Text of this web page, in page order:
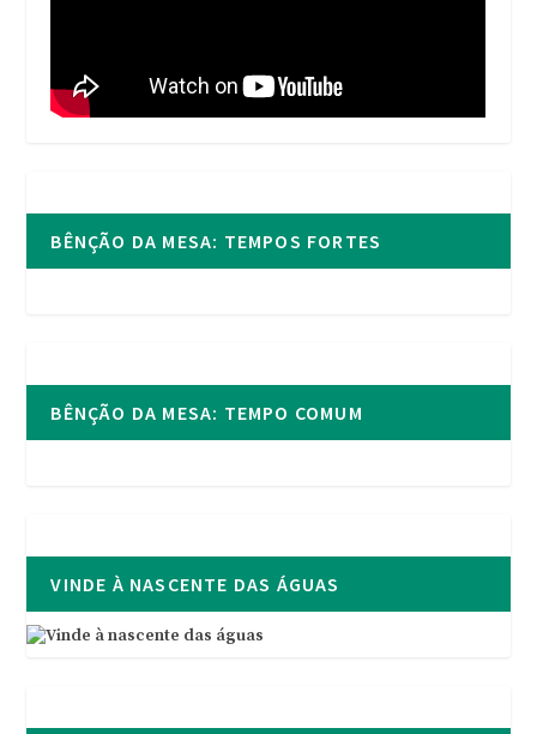
BÊNÇÃO DA MESA: TEMPOS FORTES
BÊNÇÃO DA MESA: TEMPO COMUM
VINDE À NASCENTE DAS ÁGUAS